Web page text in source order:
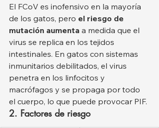
El FCoV es inofensivo en la mayoría
de los gatos, pero el riesgo de
mutación aumenta a medida que el
virus se replica en los tejidos
intestinales. En gatos con sistemas
inmunitarios debilitados, el virus
penetra en los linfocitos y
macrófagos y se propaga por todo
el cuerpo, lo que puede provocar PIF.
2. Factores de riesgo